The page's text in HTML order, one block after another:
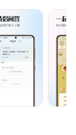
名字，留下恋爱
（可精准到楼
看
系更安心
免费）